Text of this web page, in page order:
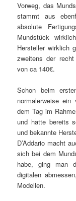
Vorweg, das
stammt aus
absolute
Mundstück
Hersteller wirklich
zweitens der
von ca 140€.
Schon beim
normalerweise
dem Tag im
und hatte bereits
und bekannte
D’Addario macht
sich bei dem
habe, ging man
digitalen
Modellen.